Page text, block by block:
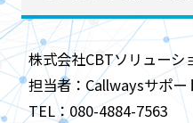
株式会社CBTソリューシ
担当者：Callwaysサポー
TEL：080-4884-7563